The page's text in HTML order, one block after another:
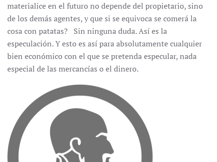
materialice en el futuro no depende del propietario, sino
de los demás agentes, y que si se equivoca se comerá la
cosa con patatas? Sin ninguna duda. Así es la
especulación. Y esto es así para absolutamente cualquier
bien económico con el que se pretenda especular, nada
especial de las mercancías o el dinero.